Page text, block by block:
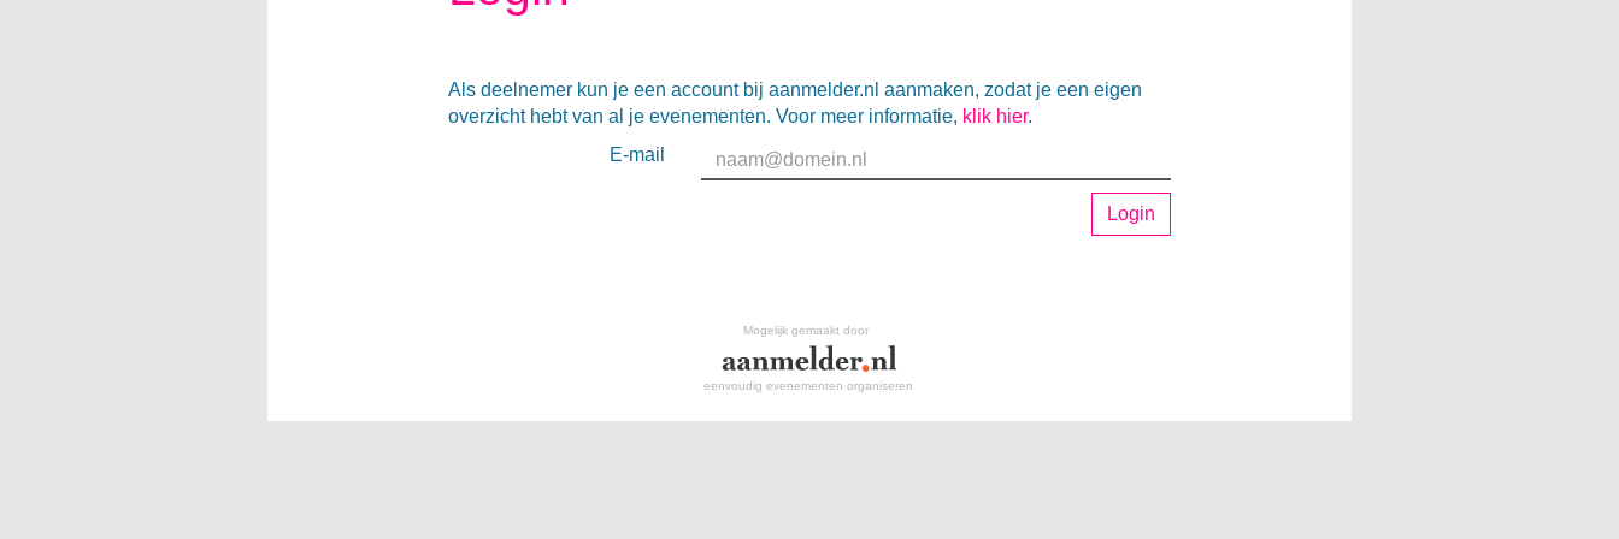
Als deelnemer kun je een account bij aanmelder.nl aanmaken, zodat je een eigen
overzicht hebt van al je evenementen. Voor meer informatie, klik hier.
E-mail
Login
Mogelijk gemaakt door
eenvoudig evenementen organiseren